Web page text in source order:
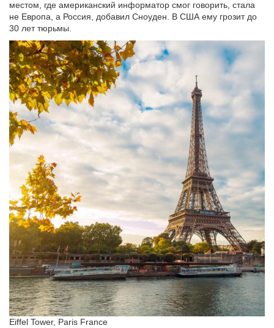
местом, где американский информатор смог говорить, стала
не Европа, а Россия, добавил Сноуден. В США ему грозит до
30 лет тюрьмы.
Eiffel Tower, Paris France